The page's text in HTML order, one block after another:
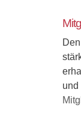
und